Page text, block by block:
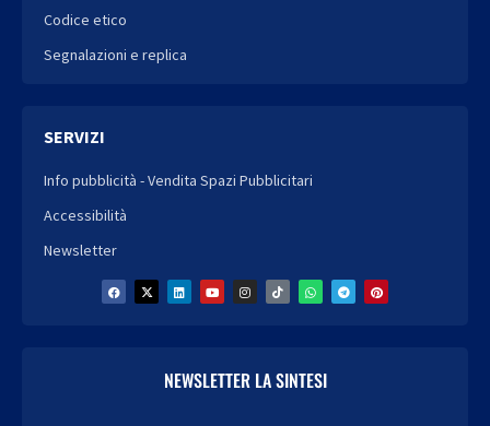
Codice etico
Segnalazioni e replica
SERVIZI
Info pubblicità - Vendita Spazi Pubblicitari
Accessibilità
Newsletter
NEWSLETTER LA SINTESI